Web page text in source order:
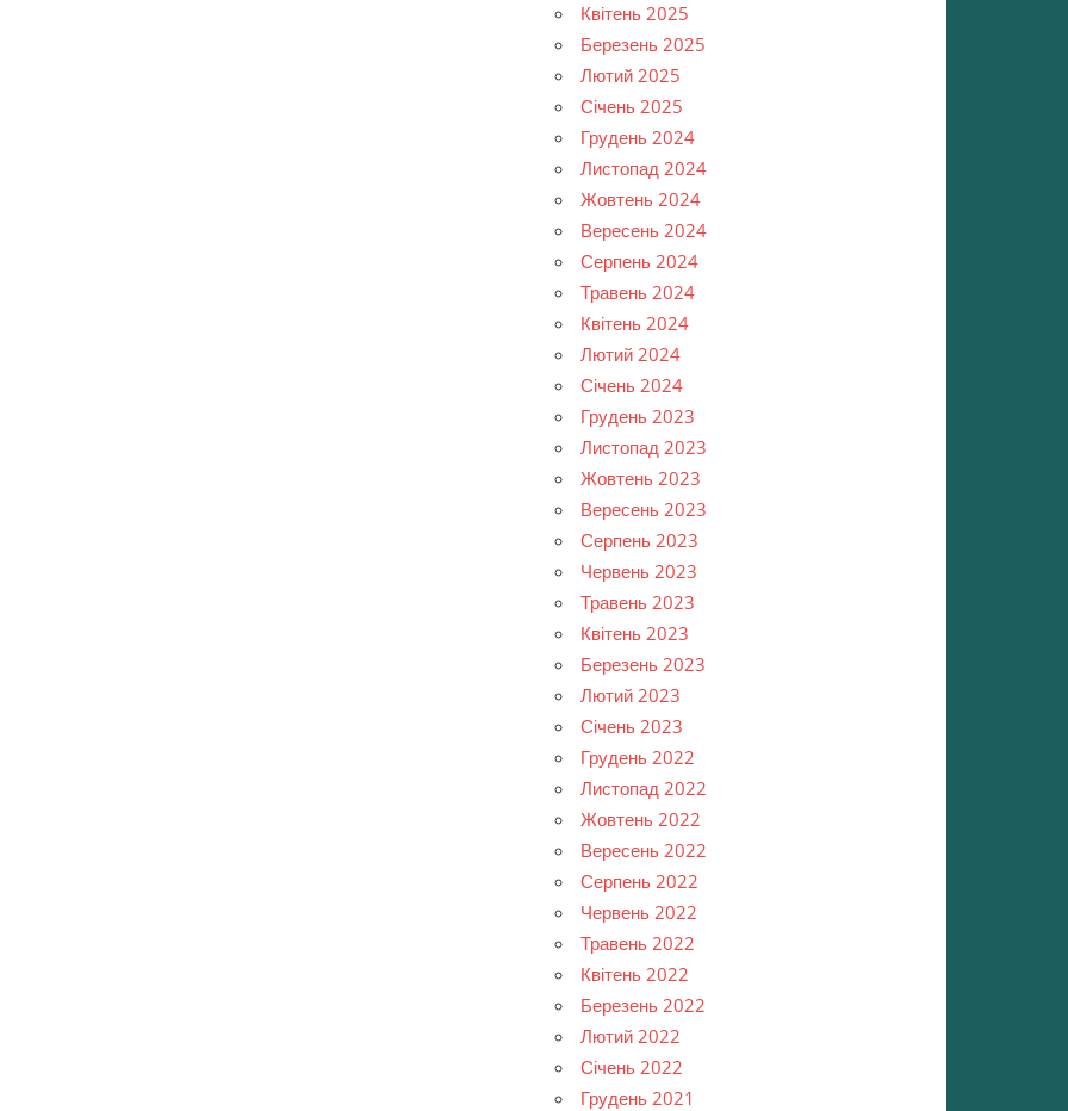
Квітень 2025
Березень 2025
Лютий 2025
Січень 2025
Грудень 2024
Листопад 2024
Жовтень 2024
Вересень 2024
Серпень 2024
Травень 2024
Квітень 2024
Лютий 2024
Січень 2024
Грудень 2023
Листопад 2023
Жовтень 2023
Вересень 2023
Серпень 2023
Червень 2023
Травень 2023
Квітень 2023
Березень 2023
Лютий 2023
Січень 2023
Грудень 2022
Листопад 2022
Жовтень 2022
Вересень 2022
Серпень 2022
Червень 2022
Травень 2022
Квітень 2022
Березень 2022
Лютий 2022
Січень 2022
Грудень 2021